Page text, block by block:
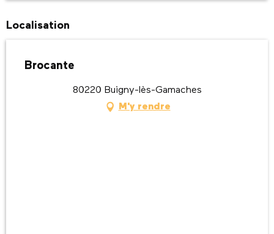
Localisation
Brocante
80220 Buigny-lès-Gamaches
M'y rendre